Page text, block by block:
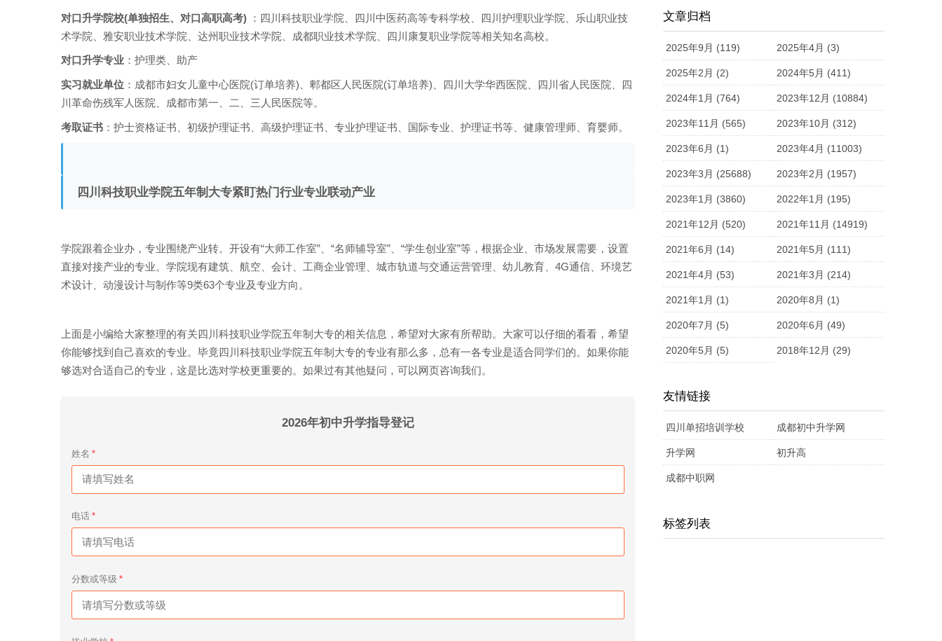
对口升学院校(单独招生、对口高职高考) ：四川科技职业学院、四川中医药高等专科学校、四川护理职业学院、乐山职业技
术学院、雅安职业技术学院、达州职业技术学院、成都职业技术学院、四川康复职业学院等相关知名高校。
对口升学专业 ：护理类、助产
实习就业单位 ：成都市妇女儿童中心医院(订单培养)、郫都区人民医院(订单培养)、四川大学华西医院、四川省人民医院、四
川革命伤残军人医院、成都市第一、二、三人民医院等。
考取证书 ：护士资格证书、初级护理证书、高级护理证书、专业护理证书、国际专业、护理证书等、健康管理师、育婴师。
四川科技职业学院五年制大专紧盯热门行业专业联动产业
学院跟着企业办，专业围绕产业转。开设有“大师工作室”、“名师辅导室”、“学生创业室”等，根据企业、市场发展需要，设置
直接对接产业的专业。学院现有建筑、航空、会计、工商企业管理、城市轨道与交通运营管理、幼儿教育、4G通信、环境艺
术设计、动漫设计与制作等9类63个专业及专业方向。
上面是小编给大家整理的有关四川科技职业学院五年制大专的相关信息，希望对大家有所帮助。大家可以仔细的看看，希望
你能够找到自己喜欢的专业。毕竟四川科技职业学院五年制大专的专业有那么多，总有一各专业是适合同学们的。如果你能
够选对合适自己的专业，这是比选对学校更重要的。如果过有其他疑问，可以网页咨询我们。
2026年初中升学指导登记
姓名
电话
分数或等级
文章归档
2025年9月 (119) 2025年4月 (3)
2025年2月 (2) 2024年5月 (411)
2024年1月 (764) 2023年12月 (10884)
2023年11月 (565) 2023年10月 (312)
2023年6月 (1) 2023年4月 (11003)
2023年3月 (25688) 2023年2月 (1957)
2023年1月 (3860) 2022年1月 (195)
2021年12月 (520) 2021年11月 (14919)
2021年6月 (14) 2021年5月 (111)
2021年4月 (53) 2021年3月 (214)
2021年1月 (1) 2020年8月 (1)
2020年7月 (5) 2020年6月 (49)
2020年5月 (5) 2018年12月 (29)
友情链接
四川单招培训学校 成都初中升学网
升学网 初升高
成都中职网
标签列表